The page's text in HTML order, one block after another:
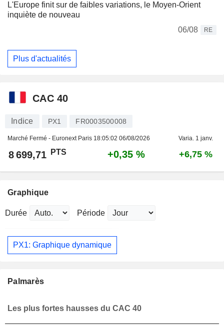
L'Europe finit sur de faibles variations, le Moyen-Orient
inquiète de nouveau
06/08
RE
Plus d'actualités
CAC 40
Indice PX1 FR0003500008
Marché Fermé - Euronext Paris 18:05:02 06/08/2026 Varia. 1 janv.
8 699,71 PTS +0,35 % +6,75 %
Graphique
Durée Période
PX1: Graphique dynamique
Palmarès
Les plus fortes hausses du CAC 40